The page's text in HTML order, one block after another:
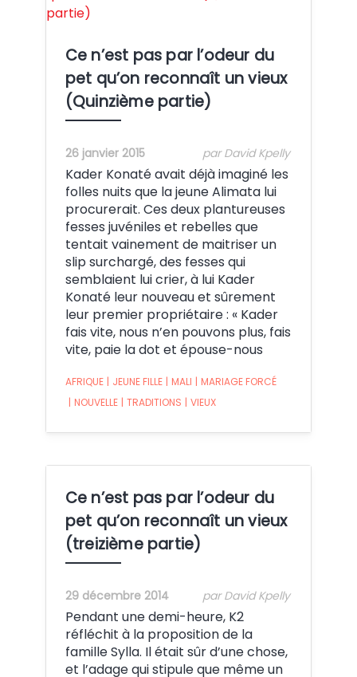
Ce n’est pas par l’odeur du
pet qu’on reconnaît un vieux
(Quinzième partie)
26 janvier 2015 par David Kpelly
Kader Konaté avait déjà imaginé les
folles nuits que la jeune Alimata lui
procurerait. Ces deux plantureuses
fesses juvéniles et rebelles que
tentait vainement de maitriser un
slip surchargé, des fesses qui
semblaient lui crier, à lui Kader
Konaté leur nouveau et sûrement
leur premier propriétaire : « Kader
fais vite, nous n’en pouvons plus, fais
vite, paie la dot et épouse-nous
AFRIQUE | JEUNE FILLE | MALI | MARIAGE FORCÉ
| NOUVELLE | TRADITIONS | VIEUX
Ce n’est pas par l’odeur du
pet qu’on reconnaît un vieux
(treizième partie)
29 décembre 2014 par David Kpelly
Pendant une demi-heure, K2
réfléchit à la proposition de la
famille Sylla. Il était sûr d’une chose,
et l’adage qui stipule que même un